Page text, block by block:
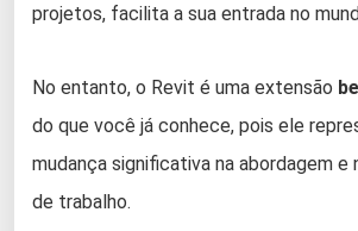
projetos, facilita a sua entrada no
No entanto, o Revit é uma extensão
do que você já conhece, pois ele
mudança significativa na abordagem e
de trabalho.